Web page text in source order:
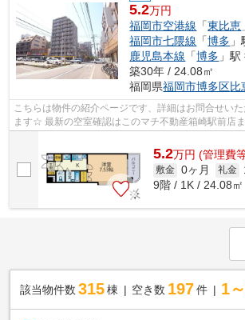
5.2万円
福岡市空港線 「東比恵
福岡市七隈線 「博多
鹿児島本線 「博多 」
築30年 / 24.08㎡
福岡県福岡市博多区比
こちらは物件の紹介ページです、詳細はお問合せい
ます☆ 最新の空室確認はこのマチ不動産箱崎駅前店
す！迅速に対応致します！！！！！♪
5.2万円 (管理費
敷金 0ヶ月 礼金
9階 / 1K / 24.08㎡
該当物件数 315棟 空き数 197 件 1